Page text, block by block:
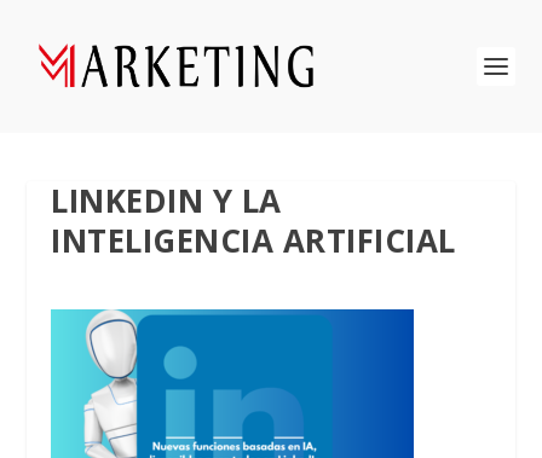
LINKEDIN Y LA
INTELIGENCIA ARTIFICIAL